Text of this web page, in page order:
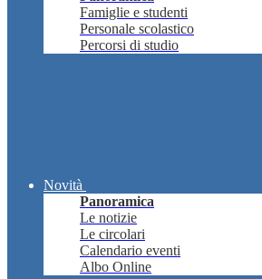
Famiglie e studenti
Personale scolastico
Percorsi di studio
Novità
Panoramica
Le notizie
Le circolari
Calendario eventi
Albo Online